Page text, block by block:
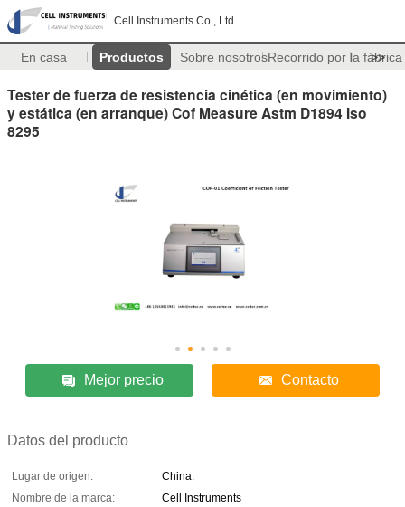
Cell Instruments Co., Ltd.
En casa Productos Sobre nosotrosRecorrido por la fábrica
>>
Tester de fuerza de resistencia cinética (en movimiento)
y estática (en arranque) Cof Measure Astm D1894 Iso
8295
Mejor precio Contacto
Datos del producto
Lugar de origen:
China.
Nombre de la marca:
Cell Instruments